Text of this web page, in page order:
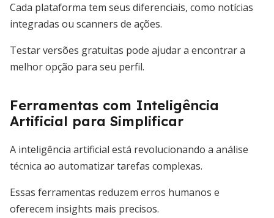
Cada plataforma tem seus diferenciais, como notícias
integradas ou scanners de ações.
Testar versões gratuitas pode ajudar a encontrar a
melhor opção para seu perfil.
Ferramentas com Inteligência
Artificial para Simplificar
A inteligência artificial está revolucionando a análise
técnica ao automatizar tarefas complexas.
Essas ferramentas reduzem erros humanos e
oferecem insights mais precisos.